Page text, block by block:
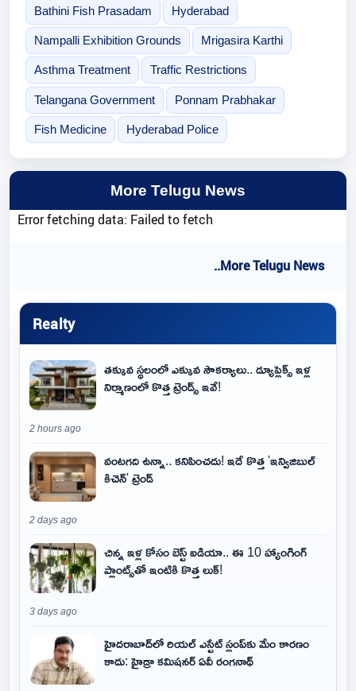
Bathini Fish Prasadam Hyderabad
Nampalli Exhibition Grounds Mrigasira Karthi
Asthma Treatment Traffic Restrictions
Telangana Government Ponnam Prabhakar
Fish Medicine Hyderabad Police
More Telugu News
Error fetching data: Failed to fetch
..More Telugu News
Realty
తక్కువ స్థలంలో ఎక్కువ సౌకర్యాలు.. డ్యూప్లెక్స్ ఇళ్ల
నిర్మాణంలో కొత్త ట్రెండ్స్ ఇవే!
2 hours ago
వంటగది ఉన్నా.. కనిపించదు! ఇదే కొత్త 'ఇన్విజిబుల్
కిచెన్' ట్రెండ్
2 days ago
చిన్న ఇళ్ల కోసం బెస్ట్ ఐడియా.. ఈ 10 హ్యాంగింగ్
ప్లాంట్స్‌తో ఇంటికి కొత్త లుక్!
3 days ago
హైదరాబాద్‌లో రియల్ ఎస్టేట్ స్లంప్‌కు మేం కారణం
కాదు: హైడ్రా కమిషనర్ ఏవీ రంగనాథ్